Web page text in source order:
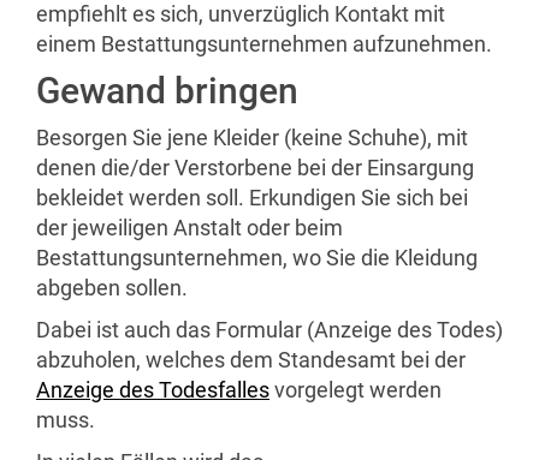
empfiehlt es sich, unverzüglich Kontakt mit
einem Bestattungsunternehmen aufzunehmen.
Gewand bringen
Besorgen Sie jene Kleider (keine Schuhe), mit
denen die/der Verstorbene bei der Einsargung
bekleidet werden soll. Erkundigen Sie sich bei
der jeweiligen Anstalt oder beim
Bestattungsunternehmen, wo Sie die Kleidung
abgeben sollen.
Dabei ist auch das Formular (Anzeige des Todes)
abzuholen, welches dem Standesamt bei der
Anzeige des Todesfallesvorgelegt werden
muss.